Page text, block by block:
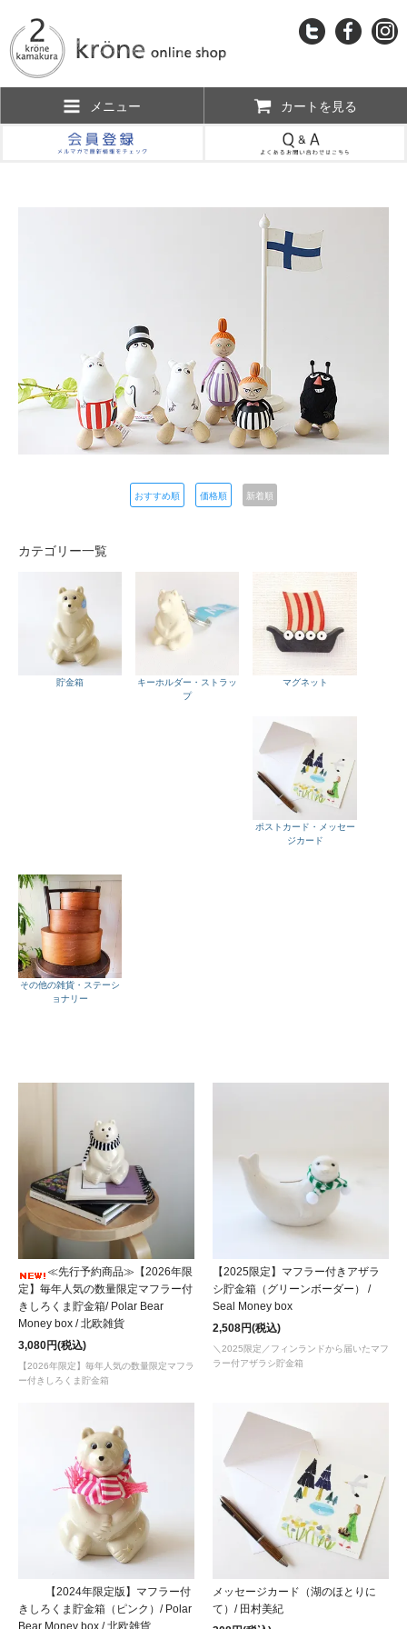
メニュー カートを見る
おすすめ順 価格順 新着順
カテゴリー一覧
貯金箱
キーホルダー・ストラッ
プ
マグネット
ポストカード・メッセー
ジカード
その他の雑貨・ステーシ
ョナリー
≪先行予約商品≫【2026年限
定】毎年人気の数量限定マフラー付
きしろくま貯金箱/ Polar Bear
Money box / 北欧雑貨
3,080円(税込)
【2026年限定】毎年人気の数量限定マフラ
ー付きしろくま貯金箱
【2025限定】マフラー付きアザラ
シ貯金箱（グリーンボーダー） /
Seal Money box
2,508円(税込)
＼2025限定／フィンランドから届いたマフ
ラー付アザラシ貯金箱
【2024年限定版】マフラー付
きしろくま貯金箱（ピンク）/ Polar
メッセージカード（湖のほとりに
て）/ 田村美紀